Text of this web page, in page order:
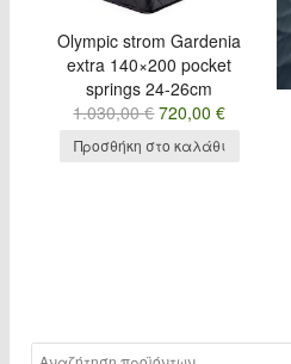
Olympic strom Gardenia
extra 140×200 pocket
springs 24-26cm
1.030,00€ 720,00€
Προσθήκη στο καλάθι
Αναζήτηση για: